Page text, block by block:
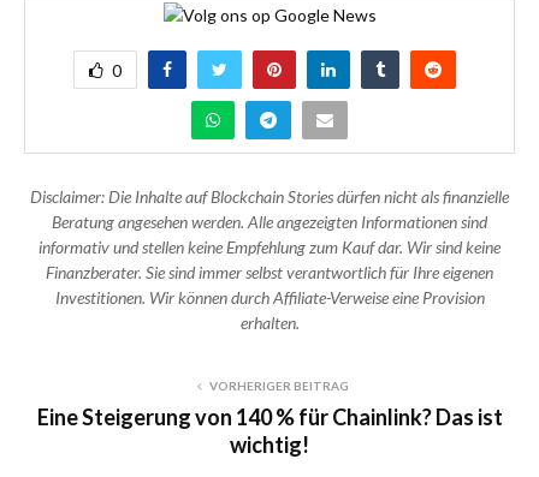
0
Disclaimer: Die Inhalte auf Blockchain Stories dürfen nicht als finanzielle
Beratung angesehen werden. Alle angezeigten Informationen sind
informativ und stellen keine Empfehlung zum Kauf dar. Wir sind keine
Finanzberater. Sie sind immer selbst verantwortlich für Ihre eigenen
Investitionen. Wir können durch Affiliate-Verweise eine Provision
erhalten.
VORHERIGER BEITRAG
Eine Steigerung von 140 % für Chainlink? Das ist
wichtig!